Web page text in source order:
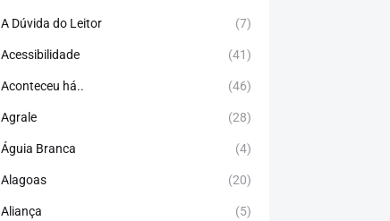
A Dúvida do Leitor (7)
Acessibilidade (41)
Aconteceu há.. (46)
Agrale (28)
Águia Branca (4)
Alagoas (20)
Aliança (5)